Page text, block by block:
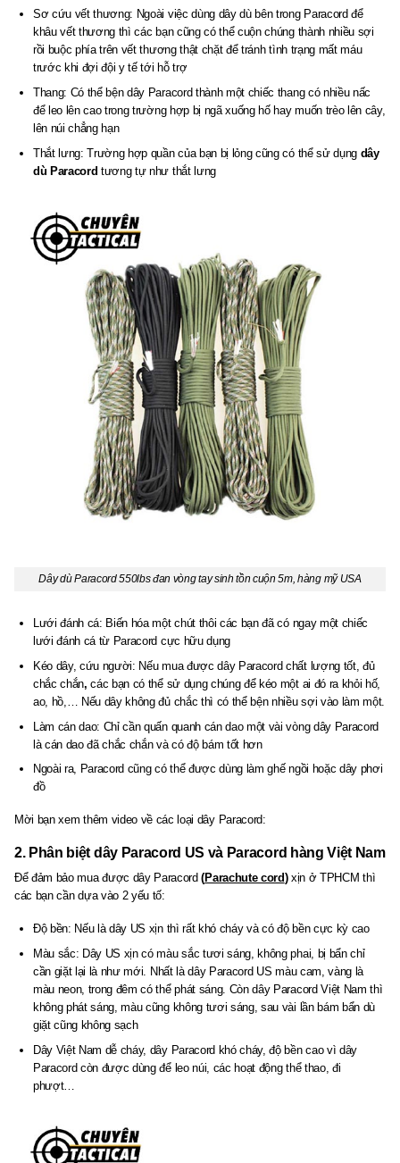
Sơ cứu vết thương: Ngoài việc dùng dây dù bên trong Paracord để
khâu vết thương thì các bạn cũng có thể cuộn chúng thành nhiều sợi
rồi buộc phía trên vết thương thật chặt để tránh tình trạng mất máu
trước khi đợi đội y tế tới hỗ trợ
Thang: Có thể bện dây Paracord thành một chiếc thang có nhiều nấc
để leo lên cao trong trường hợp bị ngã xuống hố hay muốn trèo lên cây,
lên núi chẳng hạn
Thắt lưng: Trường hợp quần của bạn bị lỏng cũng có thể sử dụng dây
dù Paracord tương tự như thắt lưng
Dây dù Paracord 550lbs đan vòng tay sinh tồn cuộn 5m, hàng mỹ USA
Lưới đánh cá: Biến hóa một chút thôi các bạn đã có ngay một chiếc
lưới đánh cá từ Paracord cực hữu dụng
Kéo dây, cứu người: Nếu mua được dây Paracord chất lượng tốt, đủ
chắc chắn,các bạn có thể sử dụng chúng để kéo một ai đó ra khỏi hố,
ao, hồ,… Nếu dây không đủ chắc thì có thể bện nhiều sợi vào làm một.
Làm cán dao: Chỉ cần quấn quanh cán dao một vài vòng dây Paracord
là cán dao đã chắc chắn và có độ bám tốt hơn
Ngoài ra, Paracord cũng có thể được dùng làm ghế ngồi hoặc dây phơi
đồ
Mời bạn xem thêm video về các loại dây Paracord:
2. Phân biệt dây Paracord US và Paracord hàng Việt Nam
Để đảm bảo mua được dây Paracord (Parachute cord)xịn ở TPHCM thì
các bạn cần dựa vào 2 yếu tố:
Độ bền: Nếu là dây US xịn thì rất khó cháy và có độ bền cực kỳ cao
Màu sắc: Dây US xịn có màu sắc tươi sáng, không phai, bị bẩn chỉ
cần giặt lại là như mới. Nhất là dây Paracord US màu cam, vàng là
màu neon, trong đêm có thể phát sáng. Còn dây Paracord Việt Nam thì
không phát sáng, màu cũng không tươi sáng, sau vài lần bám bẩn dù
giặt cũng không sạch
Dây Việt Nam dễ cháy, dây Paracord khó cháy, độ bền cao vì dây
Paracord còn được dùng để leo núi, các hoạt động thể thao, đi
phượt…